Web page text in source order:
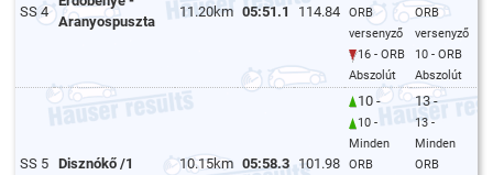
SS 4
Aranyospuszta
11.20km 05:51.1 114.84
ORB
versenyző
16 - ORB
Abszolút
ORB
versenyző
10 - ORB
Abszolút
SS 5 Disznókő /1 10.15km 05:58.3 101.98
10 -
10 -
Minden
ORB
13 -
13 -
Minden
ORB